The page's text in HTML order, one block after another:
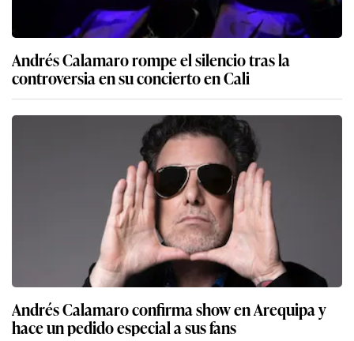
Andrés Calamaro rompe el silencio tras la
controversia en su concierto en Cali
Andrés Calamaro confirma show en Arequipa y
hace un pedido especial a sus fans